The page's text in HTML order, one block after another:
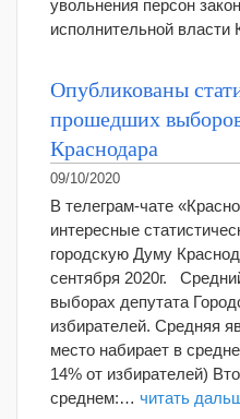
увольнения персон
исполнительной власти
Опубликованы
прошедших
Краснодара
09/10/2020
В телеграм-чате
интересные
городскую Думу
сентября 2020г.
выборах депутата
избирателей. Средняя
место набирает в
14% от избирателей)
среднем:… читать